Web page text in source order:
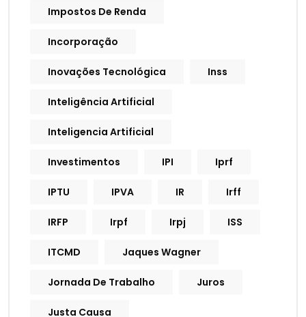
Impostos De Renda
Incorporação
Inovações Tecnológica Inss
Inteligência Artificial
Inteligencia Artificial
Investimentos IPI Iprf
IPTU IPVA IR Irff
IRFP Irpf Irpj ISS
ITCMD Jaques Wagner
Jornada De Trabalho Juros
Justa Causa